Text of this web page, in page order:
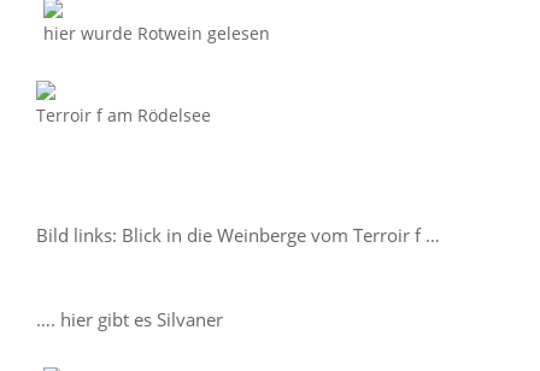
hier wurde Rotwein gelesen
Terroir f am Rödelsee
Bild links: Blick in die Weinberge vom Terroir f …
…. hier gibt es Silvaner